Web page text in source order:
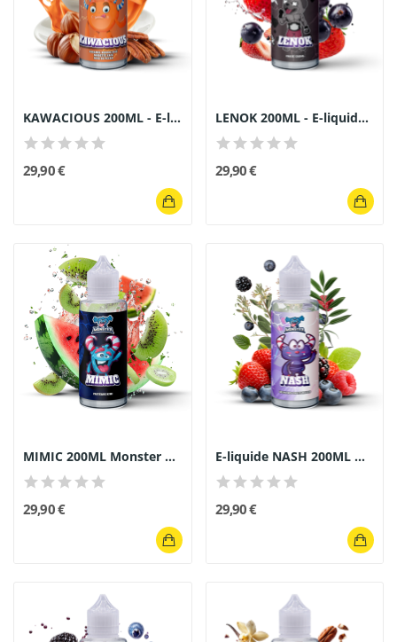
KAWACIOUS 200ML - E-liquide Gourmand Monster -...
29,90 €
LENOK 200ML - E-liquide Monster Gourmand Fraise...
29,90 €
MIMIC 200ML Monster Gourmand E-liquide Kiwi...
29,90 €
E-liquide NASH 200ML Monster Gourmand -...
29,90 €